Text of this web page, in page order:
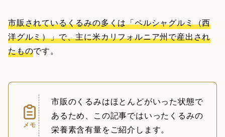
市販されているくるみの多くは「ペルシャグルミ（西
洋グルミ）」で、主に米カリフォルニア州で産出され
たものです。
メモ
市販のくるみはほとんどがいった状態で
あるため、この記事ではいったくるみの
栄養素含有量をご紹介します。